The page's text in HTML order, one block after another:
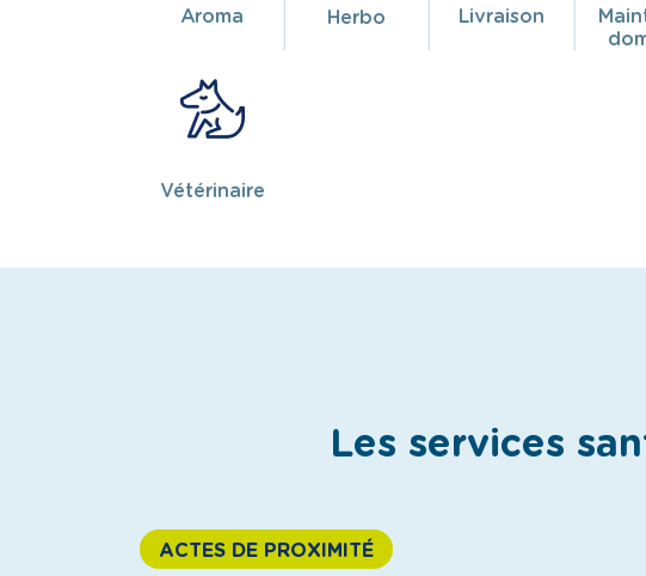
Aroma Herbo Livraison
Vétérinaire
Les services
ACTES DE PROXIMITÉ